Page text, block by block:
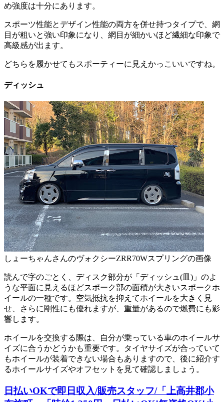
め強度は十分にあります。
スポーツ性能とデザイン性能の両方を併せ持つタイプで、網
目が粗いと強い印象になり、網目が細かいほど繊細な印象で
高級感が出ます。
どちらを履かせてもスポーティーに見えかっこいいですね。
ディッシュ
しょーちゃんさんのヴォクシーZRR70Wスプリングの画像
読んで字のごとく、ディスク部分が「ディッシュ(皿)」のよ
うな平面に見えるほどスポーク部の面積が大きいスポークホ
イールの一種です。空気抵抗を抑えてホイールを大きく見
せ、さらに剛性にも優れますが、重量があるので燃費にも影
響します。
ホイールを交換する際は、自分が乗っている車のホイールサ
イズに合うかどうかも重要です。タイヤサイズが合っていて
もホイールが装着できない場合もありますので、後に紹介す
るホイールサイズやオフセットを見て確認しましょう。
日払いOKで即日収入/販売スタッフ/「上高井郡小